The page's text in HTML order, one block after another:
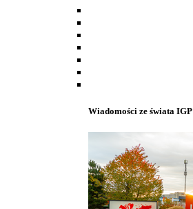
Wiadomości ze świata IGP